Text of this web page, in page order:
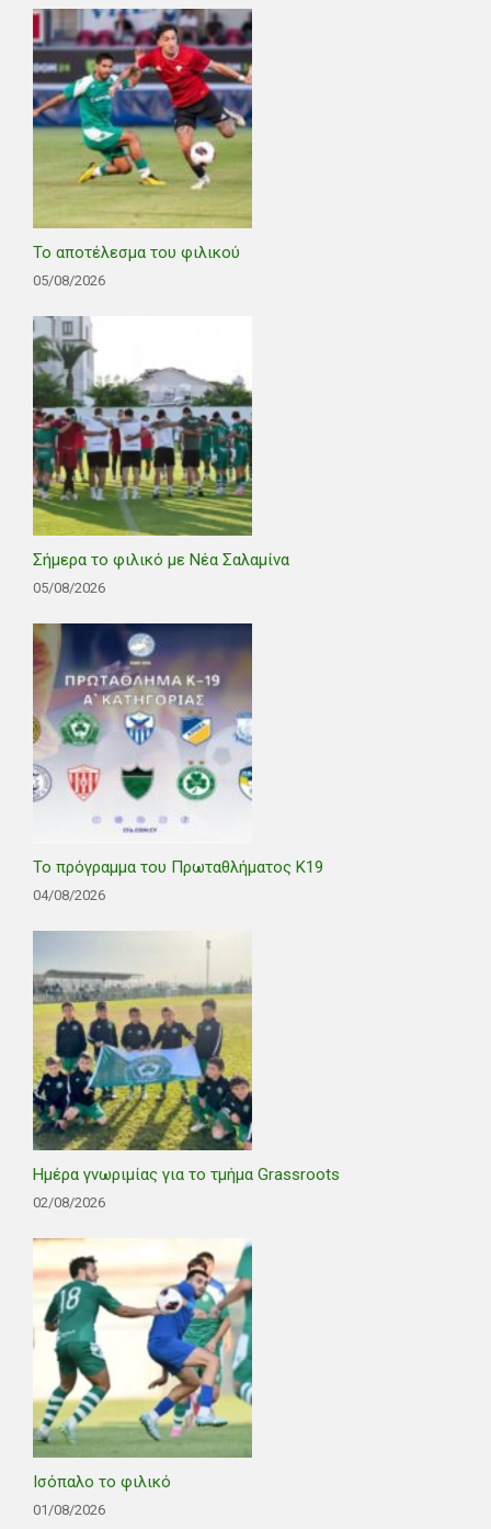
Το αποτέλεσμα του φιλικού
05/08/2026
Σήμερα το φιλικό με Νέα Σαλαμίνα
05/08/2026
Το πρόγραμμα του Πρωταθλήματος Κ19
04/08/2026
Ημέρα γνωριμίας για το τμήμα Grassroots
02/08/2026
Ισόπαλο το φιλικό
01/08/2026